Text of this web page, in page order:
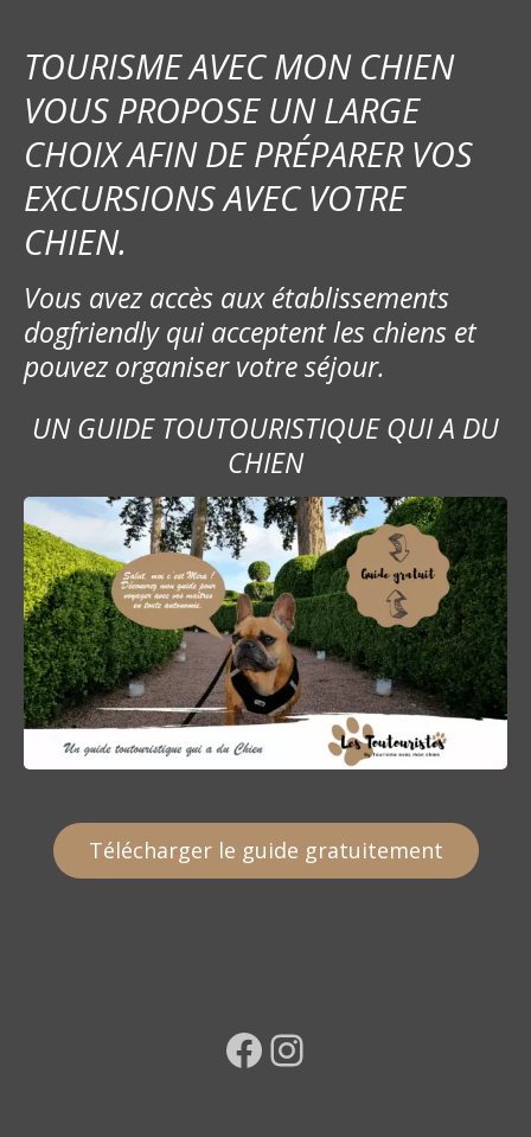
i
o
n
d
e
l
’
a
r
t
i
c
l
e
TOURISME AVEC MON CHIEN
VOUS PROPOSE UN LARGE
CHOIX AFIN DE PRÉPARER VOS
EXCURSIONS AVEC VOTRE
CHIEN.
Vous avez accès aux établissements
dogfriendly qui acceptent les chiens et
pouvez organiser votre séjour.
UN GUIDE TOUTOURISTIQUE QUI A DU
CHIEN
Télécharger le guide gratuitement
Facebook Instagram